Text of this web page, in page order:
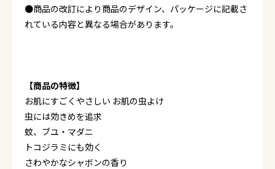
●商品の改訂により商品のデザイン、パッケージに記載さ
れている内容と異なる場合があります。
【商品の特徴】
お肌にすごくやさしい お肌の虫よけ
虫には効きめを追求
蚊、ブユ・マダニ
トコジラミにも効く
さわやかなシャボンの香り